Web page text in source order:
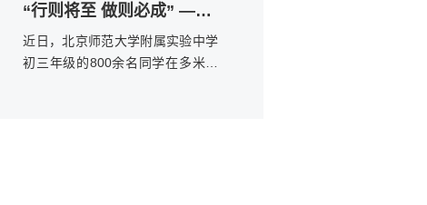
“行则将至 做则必成” ——北师大附属实验中学初三年级多米诺共创
近日，北京师范大学附属实验中学
初三年级的800余名同学在多米诺